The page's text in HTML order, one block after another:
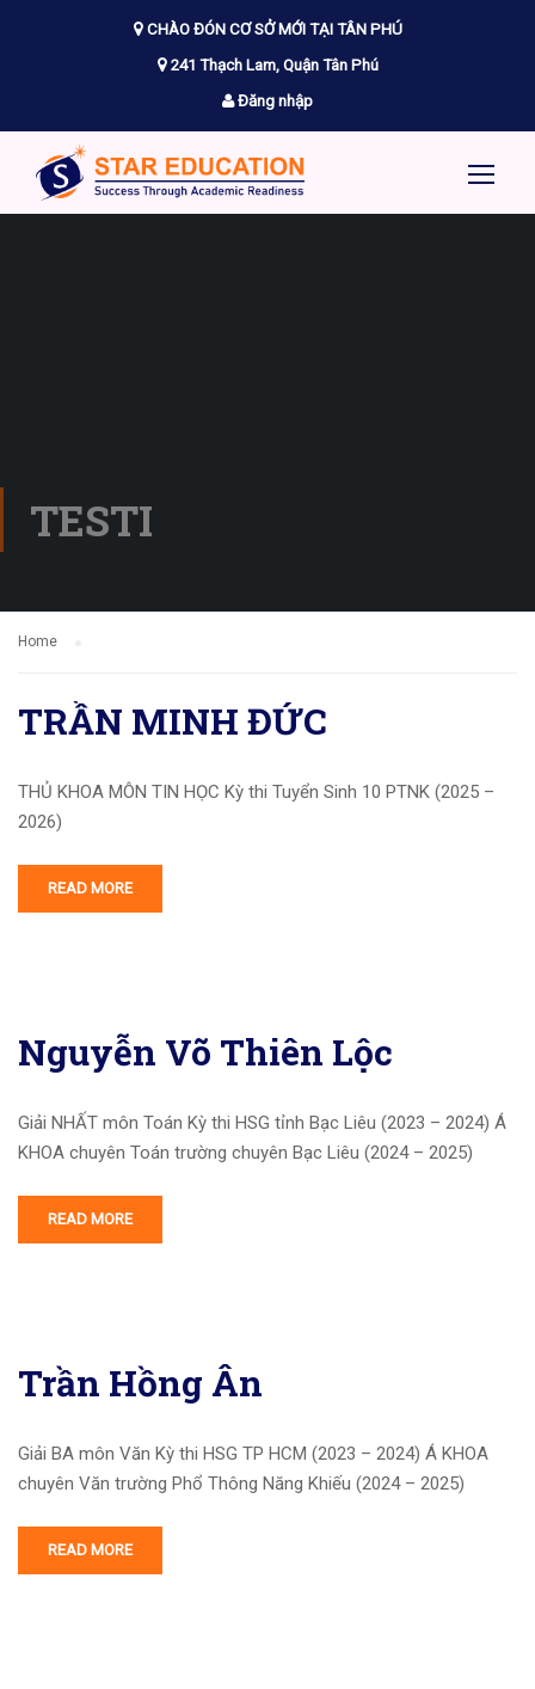
CHÀO ĐÓN CƠ SỞ MỚI TẠI TÂN PHÚ
241 Thạch Lam, Quận Tân Phú
Đăng nhập
TESTI
Home
TRẦN MINH ĐỨC
THỦ KHOA MÔN TIN HỌC Kỳ thi Tuyển Sinh 10 PTNK (2025 –
2026)
READ MORE
Nguyễn Võ Thiên Lộc
Giải NHẤT môn Toán Kỳ thi HSG tỉnh Bạc Liêu (2023 – 2024) Á
KHOA chuyên Toán trường chuyên Bạc Liêu (2024 – 2025)
READ MORE
Trần Hồng Ân
Giải BA môn Văn Kỳ thi HSG TP HCM (2023 – 2024) Á KHOA
chuyên Văn trường Phổ Thông Năng Khiếu (2024 – 2025)
READ MORE